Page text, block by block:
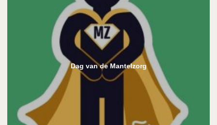
Dag van de Mantelzorg